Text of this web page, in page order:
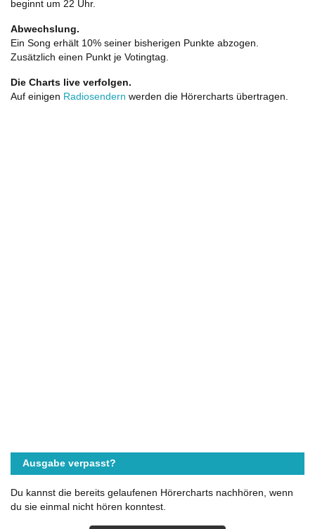
beginnt um 22 Uhr.
Abwechslung.
Ein Song erhält 10% seiner bisherigen Punkte abzogen.
Zusätzlich einen Punkt je Votingtag.
Die Charts live verfolgen.
Auf einigen Radiosendern werden die Hörercharts übertragen.
Ausgabe verpasst?
Du kannst die bereits gelaufenen Hörercharts nachhören, wenn
du sie einmal nicht hören konntest.